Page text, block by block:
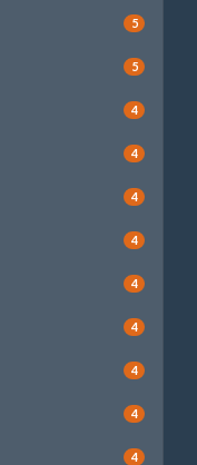
5
5
4
4
4
4
4
4
4
4
4